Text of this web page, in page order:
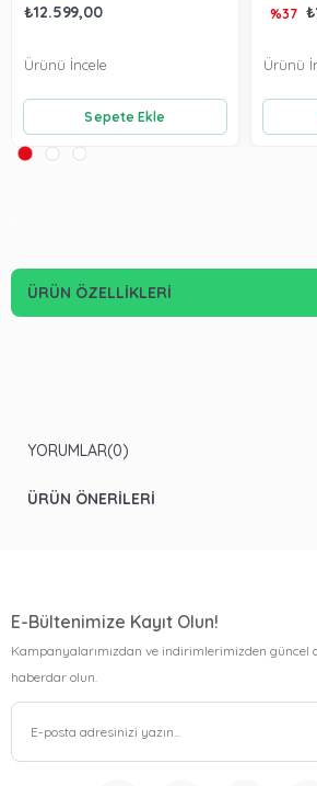
₺12.599,00
Sepete Ekle
Ürünü İncele
%37
Ürünü
ÜRÜN ÖZELLIKLERI
YORUMLAR(0)
ÜRÜN ÖNERILERI
E-Bültenimize Kayıt Olun!
Kampanyalarımızdan ve indirimlerimizden güncel
haberdar olun.